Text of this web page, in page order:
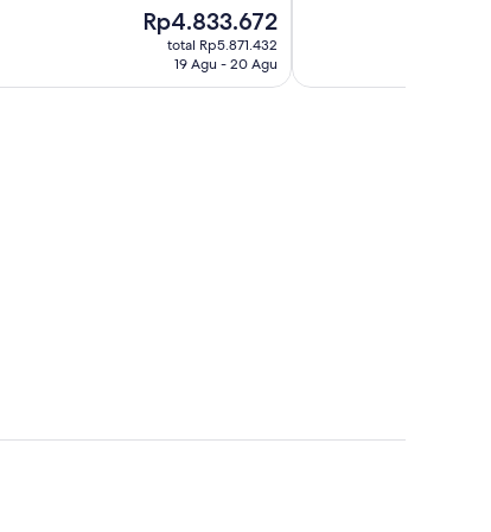
Harga
sekarang
Rp4.833.672
Rp4.833.672
total Rp5.871.432
19 Agu - 20 Agu